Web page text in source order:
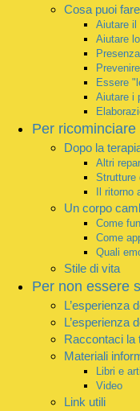
Cosa puoi
Aiutare il
Aiutare
Essere
Aiutare i
Per ricominciare
Dopo la
Altri
Strutture
Il ritorno
Un corpo
Come
Come
Quali
Stile di vita
Per non essere
L’esperienza
L’esperienza
Raccontaci la
Materiali
Libri e
Video
Link utili